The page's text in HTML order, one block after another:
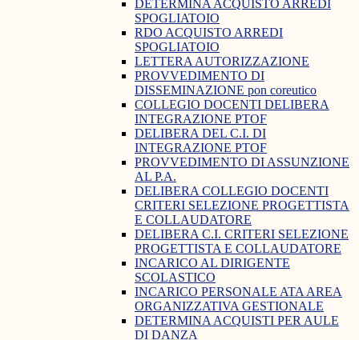
DETERMINA ACQUISTO ARREDI
SPOGLIATOIO
RDO ACQUISTO ARREDI
SPOGLIATOIO
LETTERA AUTORIZZAZIONE
PROVVEDIMENTO DI
DISSEMINAZIONE pon coreutico
COLLEGIO DOCENTI DELIBERA
INTEGRAZIONE PTOF
DELIBERA DEL C.I. DI
INTEGRAZIONE PTOF
PROVVEDIMENTO DI ASSUNZIONE
AL P.A.
DELIBERA COLLEGIO DOCENTI
CRITERI SELEZIONE PROGETTISTA
E COLLAUDATORE
DELIBERA C.I. CRITERI SELEZIONE
PROGETTISTA E COLLAUDATORE
INCARICO AL DIRIGENTE
SCOLASTICO
INCARICO PERSONALE ATA AREA
ORGANIZZATIVA GESTIONALE
DETERMINA ACQUISTI PER AULE
DI DANZA